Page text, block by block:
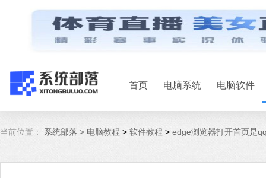
首页 电脑系统 电脑软件
当前位置： 系统部落 > 电脑教程 > 软件教程 > edge浏览器打开首页是